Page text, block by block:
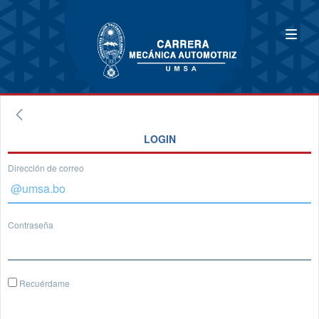
LOGIN
Dirección de correo
Contraseña
Recuérdame